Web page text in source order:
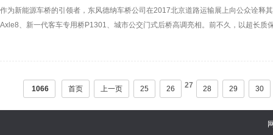
作为新能源车桥的引领者，东风德纳车桥公司在2017北京道路运输展上向公众诠
Axle8、新一代客车专用桥P1301、城市公交门式后桥高调亮相。前不久，以超长
1066 首页 上一页 25 26 27 28 29 30